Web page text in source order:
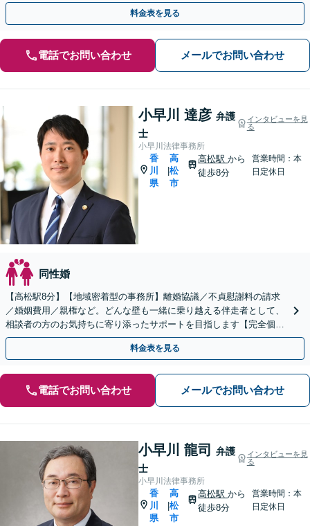
あり】
料金表を見る
電話でお問い合わせ メールでお問い合わせ
小早川 達彦 弁護
士
インタビューを見
る
小早川法律事務所
香
川
県
高
松
市
高松駅から
徒歩8分
営業時間：本
日定休日
同性婚
【高松駅8分】【地域密着型の事務所】離婚協議／不貞慰謝料の請求
／婚姻費用／親権など。どんな壁も一緒に乗り越える伴走者として、
相談者の方のお気持ちに寄り添ったサポートを目指します【完全個室
でのご相談】
料金表を見る
電話でお問い合わせ メールでお問い合わせ
小早川 龍司
弁護
士
インタビューを見
る
小早川法律事務所
香
川
県
高
松
市
高松駅から
徒歩8分
営業時間：本
日定休日